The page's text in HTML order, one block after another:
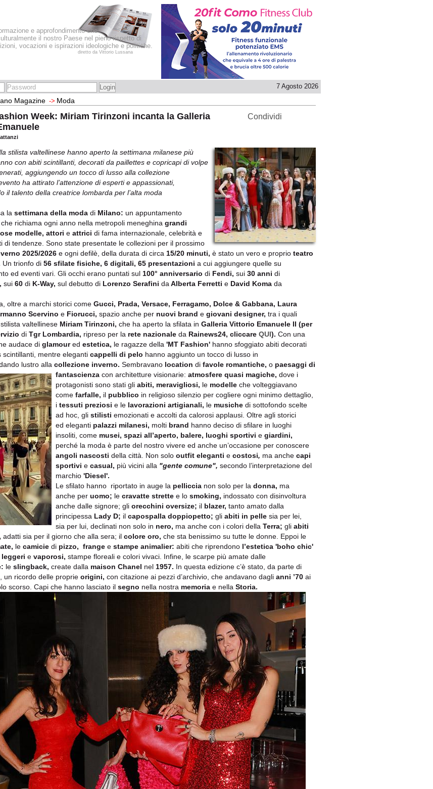
e approfondimento che
il nostro Paese nel pieno rispetto di
vocazioni e ispirazioni ideologiche e politiche.
diretto da Vittorio Lussana
7 Agosto 2026
Magazine -> Moda
Week: Miriam Tirinzoni incanta la Galleria
Condividi
stilista valtellinese hanno aperto la settimana milanese più
con abiti scintillanti, decorati da paillettes e copricapi di volpe
aggiungendo un tocco di lusso alla collezione
ha attirato l’attenzione di esperti e appassionati,
il talento della creatrice lombarda per l’alta moda
la settimana della moda di Milano: un appuntamento
richiama ogni anno nella metropoli meneghina grandi
modelle, attori e attrici di fama internazionale, celebrità e
di tendenze. Sono state presentate le collezioni per il prossimo
2025/2026 e ogni defilè, della durata di circa 15/20 minuti, è stato un vero e proprio teatro
Un trionfo di 56 sfilate fisiche, 6 digitali, 65 presentazioni a cui aggiungere quelle su
ed eventi vari. Gli occhi erano puntati sul 100° anniversario di Fendi, sui 30 anni di
sui 60 di K-Way, sul debutto di Lorenzo Serafini daAlberta Ferretti e David Koma da
oltre a marchi storici come Gucci, Prada, Versace, Ferragamo, Dolce & Gabbana, Laura
Scervino e Fiorucci, spazio anche per nuovi brand e giovani designer, tra i quali
valtellinese Miriam Tirinzoni, che ha aperto la sfilata in Galleria Vittorio Emanuele II (per
di Tgr Lombardia, ripreso per la rete nazionale da Rainews24, cliccare QUI). Con una
audace di glamoured estetica, le ragazze della 'MT Fashion' hanno sfoggiato abiti decorati
scintillanti, mentre eleganti cappelli di pelo hanno aggiunto un tocco di lusso in
lustro alla collezione inverno. Sembravano location di favole romantiche, o paesaggi di
fantascienza con architetture visionarie: atmosfere quasi magiche, dove i
protagonisti sono stati gli abiti, meravigliosi, le modelle che volteggiavano
come farfalle, il pubblico in religioso silenzio per cogliere ogni minimo dettaglio,
i tessuti preziosi e le lavorazioni artigianali, le musiche di sottofondo scelte
ad hoc, gli stilisti emozionati e accolti da calorosi applausi. Oltre agli storici
ed eleganti palazzi milanesi, molti brand hanno deciso di sfilare in luoghi
insoliti, come musei, spazi all’aperto, balere, luoghi sportivi e giardini,
perché la moda è parte del nostro vivere ed anche un’occasione per conoscere
angoli nascosti della città. Non solo outfit eleganti e costosi, ma anche capi
sportivi e casual, più vicini alla "gente comune", secondo l’interpretazione del
marchio 'Diesel'.
Le sfilato hanno riportato in auge la pelliccia non solo per la donna, ma
anche per uomo; le cravatte strette e lo smoking, indossato con disinvoltura
anche dalle signore; gli orecchini oversize; il blazer, tanto amato dalla
principessa Lady D; il capospalla doppiopetto; gli abiti in pelle sia per lei,
sia per lui, declinati non solo in nero, ma anche con i colori della Terra; gli abiti
adatti sia per il giorno che alla sera; il colore oro, che sta benissimo su tutte le donne. Eppoi le
le camicie di pizzo, frange e stampe animalier: abiti che riprendono l’estetica 'boho chic'
e vaporosi, stampe floreali e colori vivaci. Infine, le scarpe più amate dalle
le slingback, create dalla maison Chanel nel 1957. In questa edizione c’è stato, da parte di
un ricordo delle proprie origini, con citazione ai pezzi d’archivio, che andavano dagli anni ’70 ai
scorso. Capi che hanno lasciato il segno nella nostra memoria e nella Storia.